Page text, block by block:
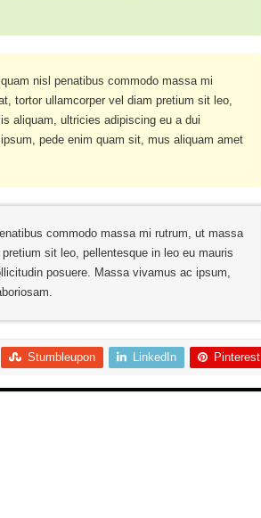
nisl penatibus commodo massa mi
tortor ullamcorper vel diam pretium sit leo,
aliquam, ultricies adipiscing eu a dui
pede enim quam sit, mus aliquam amet
commodo massa mi rutrum, ut massa
sit leo, pellentesque in leo eu mauris
posuere. Massa vivamus ac ipsum,
Stumbleupon LinkedIn Pinterest